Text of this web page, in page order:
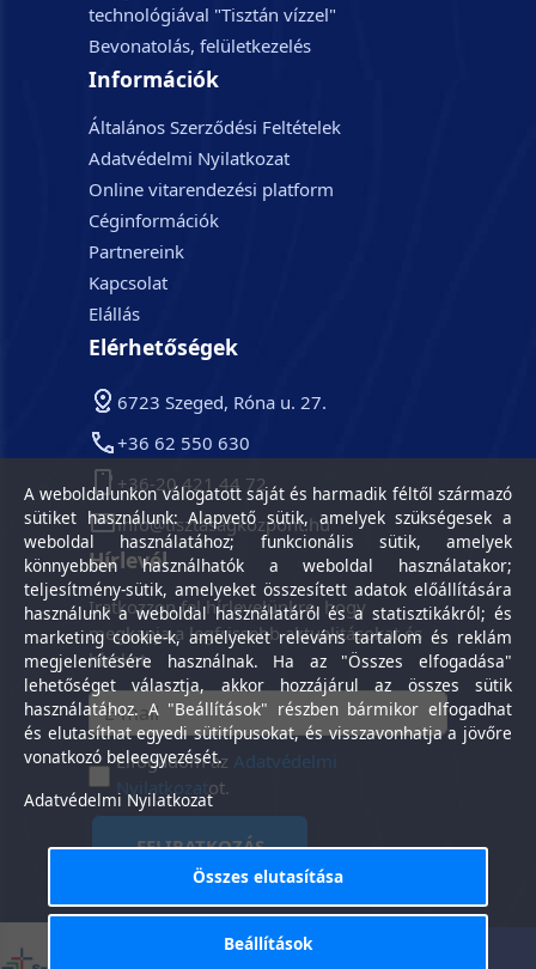
technológiával "Tisztán vízzel"
Bevonatolás, felületkezelés
Információk
Általános Szerződési Feltételek
Adatvédelmi Nyilatkozat
Online vitarendezési platform
Céginformációk
Partnereink
Kapcsolat
Elállás
Elérhetőségek
6723 Szeged, Róna u. 27.
+36 62 550 630
+36-20 421 44 72
info@tisztasagkozpont.hu
Hírlevél
Iratkozzon fel hírlevelünkre, hogy
megkapja a legfrissebb aktualitásokat és
híreket.
Elfogadom azAdatvédelmi
Nyilatkozatot.
FELIRATKOZÁS
A weboldalunkon válogatott saját és harmadik féltől származó
sütiket használunk: Alapvető sütik, amelyek szükségesek a
weboldal használatához; funkcionális sütik, amelyek
könnyebben használhatók a weboldal használatakor;
teljesítmény-sütik, amelyeket összesített adatok előállítására
használunk a weboldal használatáról és a statisztikákról; és
marketing cookie-k, amelyeket releváns tartalom és reklám
megjelenítésére használnak. Ha az "Összes elfogadása"
lehetőséget választja, akkor hozzájárul az összes sütik
használatához. A "Beállítások" részben bármikor elfogadhat
és elutasíthat egyedi sütitípusokat, és visszavonhatja a jövőre
vonatkozó beleegyezését.
Adatvédelmi Nyilatkozat
Összes elutasítása
Beállítások